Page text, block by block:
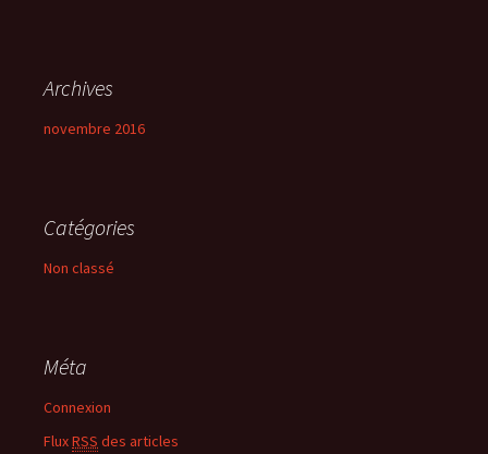
Archives
novembre 2016
Catégories
Non classé
Méta
Connexion
FluxRSS des articles